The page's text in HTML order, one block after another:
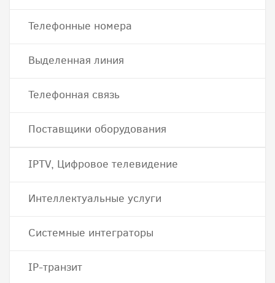
Телефонные номера
Выделенная линия
Телефонная связь
Поставщики оборудования
IPTV, Цифровое телевидение
Интеллектуальные услуги
Системные интеграторы
IP-транзит